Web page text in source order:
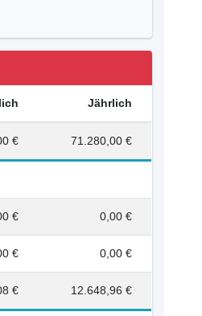
Jährlich
€ 71.280,00 €
€ 0,00 €
€ 0,00 €
€ 12.648,96 €